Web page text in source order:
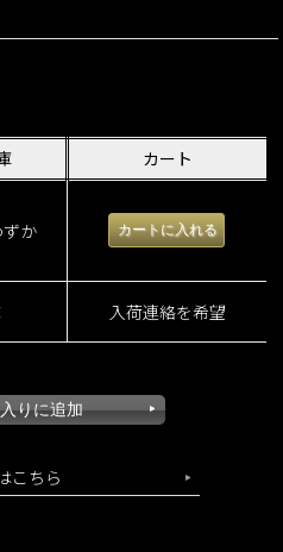
カート
か
入荷連絡を希望
こちら